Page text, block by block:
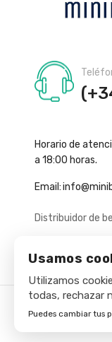
Usamos
Utilizamos
todas, rechazar
Puedes cambiar tus
Horario de
a 18:00 horas.
Email:
Distribuidor de
Copyright ©